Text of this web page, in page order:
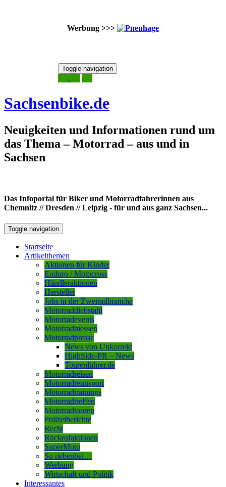
Werbung >>>
Toggle navigation
Sachsenbike.de
Neuigkeiten und Informationen rund um
das Thema – Motorrad – aus und in
Sachsen
Das Infoportal für Biker und Motorradfahrerinnen aus
Chemnitz // Dresden // Leipzig - für und aus ganz Sachsen...
Toggle navigation
Startseite
Artikelthemen
Aktionen für Kinder
Enduro / Motocross
Händleraktionen
Hersteller
Jobs in der Zweiradbranche
Motorraddiebstahl
Motorradevents
Motorradmessen
Motorradpresse
News von Unkorrekt
HighSide-PR – News
Tourenfahrer.de
Motorradreisen
Motorradrennsport
Motorradtrainings
Motorradtreffen
Motorradtouren
Polizeiberichte
Recht
Rückrufaktionen
SuperMoto
So nebenbei…
Werbung
Wirtschaft und Politik
Interessantes